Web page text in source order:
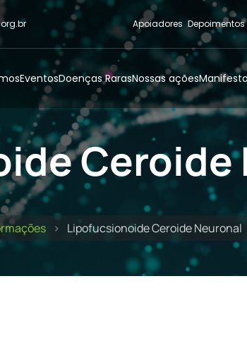
Apoiadores Depoimentos
EventosDoenças RarasNossas ações
Ceroide
Lipofucsionoide Ceroide Neuronal